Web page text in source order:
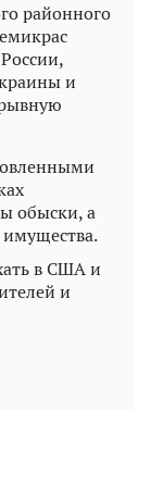
районного
и
обыски, а
имущества.
в США и
и